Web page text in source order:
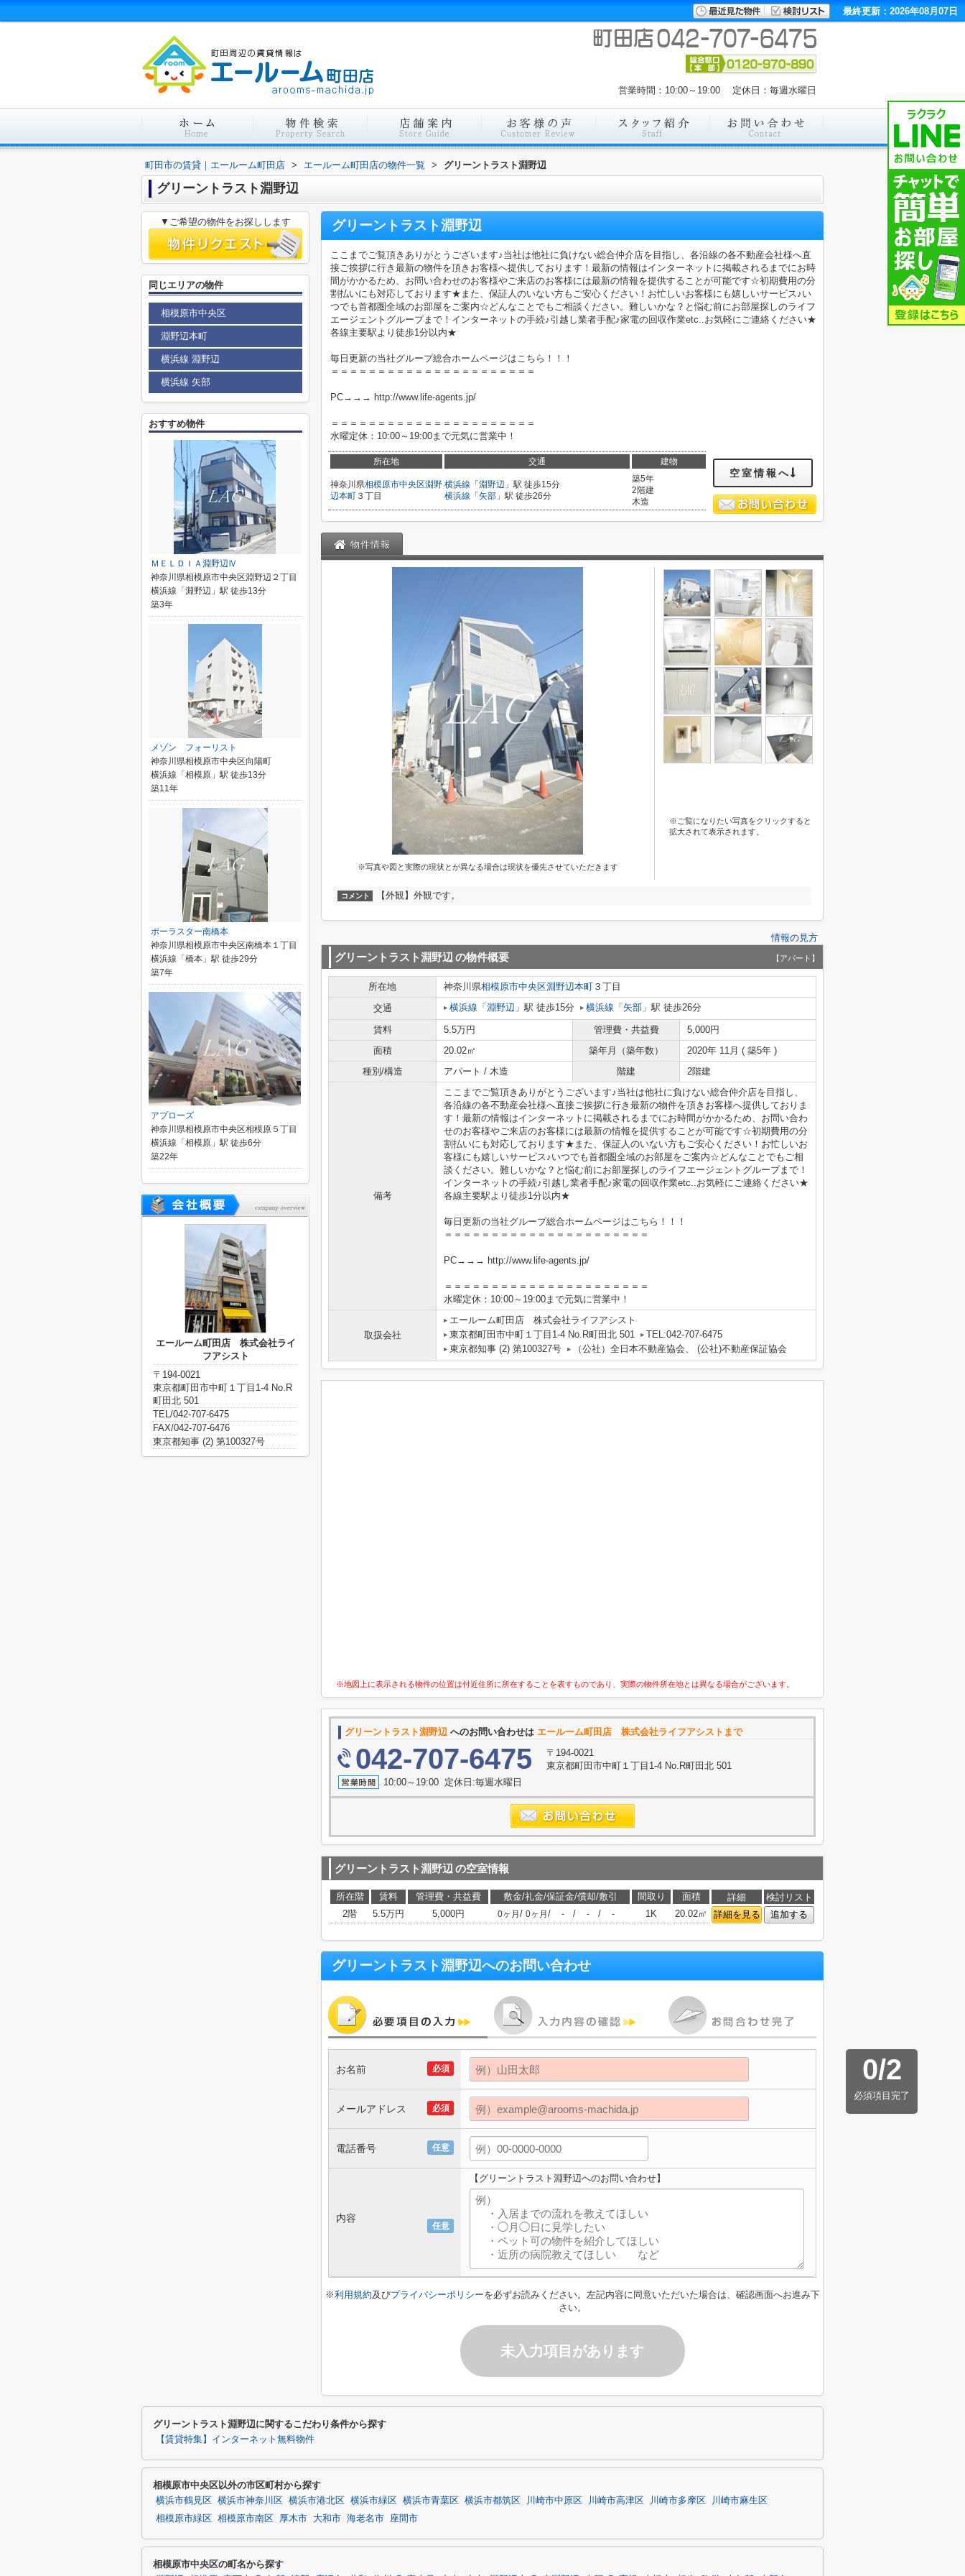
最終更新：2026年08月07日
営業時間：10:00～19:00 定休日：毎週水曜日
町田市の賃貸｜エールーム町田店 > エールーム町田店の物件一覧 > グリーントラスト淵野辺
グリーントラスト淵野辺
グリーントラスト淵野辺
ここまでご覧頂きありがとうございます♪当社は他社に負けない総合仲介店を目指し、各沿線の各不動産会社様へ直
接ご挨拶に行き最新の物件を頂きお客様へ提供しております！最新の情報はインターネットに掲載されるまでにお時
間がかかるため、お問い合わせのお客様やご来店のお客様には最新の情報を提供することが可能です☆初期費用の分
割払いにも対応しております★また、保証人のいない方もご安心ください！お忙しいお客様にも嬉しいサービス♪い
つでも首都圏全域のお部屋をご案内☆どんなことでもご相談ください。難しいかな？と悩む前にお部屋探しのライフ
エージェントグループまで！インターネットの手続♪引越し業者手配♪家電の回収作業etc..お気軽にご連絡ください★
各線主要駅より徒歩1分以内★
毎日更新の当社グループ総合ホームページはこちら！！！
＝＝＝＝＝＝＝＝＝＝＝＝＝＝＝＝＝＝＝＝＝＝
PC→→→ http://www.life-agents.jp/
＝＝＝＝＝＝＝＝＝＝＝＝＝＝＝＝＝＝＝＝＝＝
水曜定休：10:00～19:00まで元気に営業中！
所在地 交通 建物
神奈川県相模原市中央区淵野
辺本町 ３丁目
横浜線 「 淵野辺 」駅 徒歩15分
横浜線 「 矢部 」駅 徒歩26分
築5年
2階建
木造
空室情報へ
物件情報
※写真や図と実際の現状とが異なる場合は現状を優先させていただきます
※ご覧になりたい写真をクリックすると
拡大されて表示されます。
コメント 【外観】外観です。
情報の見方
グリーントラスト淵野辺 の物件概要 【アパート】
所在地 神奈川県相模原市中央区淵野辺本町 ３丁目
交通
横浜線 「 淵野辺 」駅 徒歩15分 横浜線 「 矢部 」駅 徒歩26分
賃料 5.5万円 管理費・共益費
5,000円
面積
20.02㎡ 築年月（築年数）
2020年 11月 ( 築5年 )
種別/構造
アパート / 木造 階建 2階建
備考
ここまでご覧頂きありがとうございます♪当社は他社に負けない総合仲介店を目指し、
各沿線の各不動産会社様へ直接ご挨拶に行き最新の物件を頂きお客様へ提供しておりま
す！最新の情報はインターネットに掲載されるまでにお時間がかかるため、お問い合わ
せのお客様やご来店のお客様には最新の情報を提供することが可能です☆初期費用の分
割払いにも対応しております★また、保証人のいない方もご安心ください！お忙しいお
客様にも嬉しいサービス♪いつでも首都圏全域のお部屋をご案内☆どんなことでもご相
談ください。難しいかな？と悩む前にお部屋探しのライフエージェントグループまで！
インターネットの手続♪引越し業者手配♪家電の回収作業etc..お気軽にご連絡ください★
各線主要駅より徒歩1分以内★
毎日更新の当社グループ総合ホームページはこちら！！！
＝＝＝＝＝＝＝＝＝＝＝＝＝＝＝＝＝＝＝＝＝＝
PC→→→ http://www.life-agents.jp/
＝＝＝＝＝＝＝＝＝＝＝＝＝＝＝＝＝＝＝＝＝＝
水曜定休：10:00～19:00まで元気に営業中！
取扱会社
エールーム町田店 株式会社ライフアシスト
東京都町田市中町１丁目1-4 No.R町田北 501
TEL:042-707-6475
東京都知事 (2) 第100327号
（公社）全日本不動産協会、 (公社)不動産保証協会
※地図上に表示される物件の位置は付近住所に所在することを表すものであり、実際の物件所在地とは異なる場合がございます。
グリーントラスト淵野辺 へのお問い合わせは エールーム町田店 株式会社ライフアシストまで
042-707-6475
〒194-0021
東京都町田市中町１丁目1-4 No.R町田北 501
10:00～19:00 定休日:毎週水曜日
グリーントラスト淵野辺 の空室情報
所在階 賃料 管理費・共益費 敷金/礼金/保証金/償却/敷引 間取り 面積 詳細
検討リスト
2階
5.5万円 5,000円 0ヶ月 / 0ヶ月 / - / - / - 1K 20.02㎡ 詳細を見る 追加する
グリーントラスト淵野辺へのお問い合わせ
0/2
必須項目完了
必須
お名前
必須
メールアドレス
任意
電話番号
任意
内容
【グリーントラスト淵野辺へのお問い合わせ】
※利用規約及びプライバシーポリシーを必ずお読みください。左記内容に同意いただいた場合は、確認画面へお進み下
さい。
未入力項目があります
▼ご希望の物件をお探しします
同じエリアの物件
相模原市中央区
淵野辺本町
横浜線 淵野辺
横浜線 矢部
おすすめ物件
ＭＥＬＤＩＡ淵野辺Ⅳ
神奈川県相模原市中央区淵野辺２丁目
横浜線「淵野辺」駅 徒歩13分
築3年
メゾン フォーリスト
神奈川県相模原市中央区向陽町
横浜線「相模原」駅 徒歩13分
築11年
ポーラスター南橋本
神奈川県相模原市中央区南橋本１丁目
横浜線「橋本」駅 徒歩29分
築7年
アプローズ
神奈川県相模原市中央区相模原５丁目
横浜線「相模原」駅 徒歩6分
築22年
エールーム町田店 株式会社ライ
フアシスト
〒194-0021
東京都町田市中町１丁目1-4 No.R
町田北 501
TEL/042-707-6475
FAX/042-707-6476
東京都知事 (2) 第100327号
グリーントラスト淵野辺に関するこだわり条件から探す
【賃貸特集】インターネット無料物件
相模原市中央区以外の市区町村から探す
横浜市鶴見区 横浜市神奈川区 横浜市港北区 横浜市緑区 横浜市青葉区 横浜市都筑区 川崎市中原区 川崎市高津区 川崎市多摩区
川崎市麻生区
相模原市緑区
相模原市南区 厚木市 大和市 海老名市 座間市
相模原市中央区の町名から探す